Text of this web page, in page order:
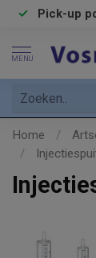
Pick-up
MENU
Home /
/